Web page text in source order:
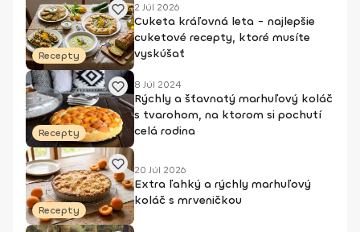
Recepty
2 Júl 2026
Cuketa kráľovná leta - najlepšie
cuketové recepty, ktoré musíte
vyskúšať
Recepty
8 Júl 2024
Rýchly a šťavnatý marhuľový koláč
s tvarohom, na ktorom si pochutí
celá rodina
Recepty
20 Júl 2026
Extra ľahký a rýchly marhuľový
koláč s mrveničkou